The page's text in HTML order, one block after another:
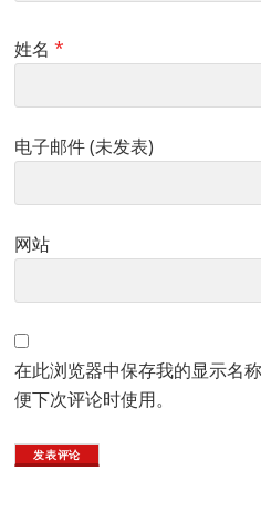
姓名 *
电子邮件 (未发表)
网站
在此浏览器中保存我的显示名
便下次评论时使用。